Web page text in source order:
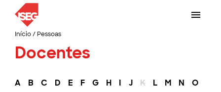
Início/ Pessoas
Docentes
A B C D E F G H I J K L M N O